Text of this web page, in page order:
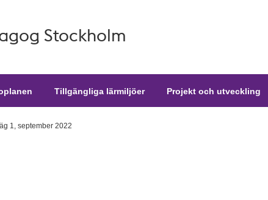
Stockholm
Tillgängliga lärmiljöer Projekt och utveckling
1, september 2022